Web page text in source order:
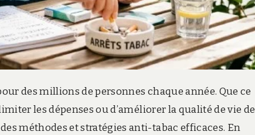
des millions de personnes chaque année. Que ce
les dépenses ou d’améliorer la qualité de vie de
méthodes et stratégies anti-tabac efficaces. En